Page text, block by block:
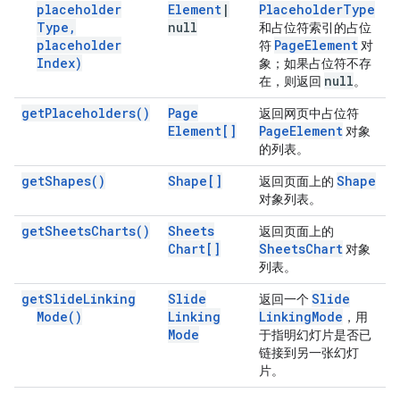
placeholder
Type ,
placeholder
Index)
Element |
null
PlaceholderType
和占位符索引的占位
符 PageElement 对
象；如果占位符不存
在，则返回 null。
getPlaceholders( )
Page
Element[]
返回网页中占位符
PageElement 对象
的列表。
getShapes( ) Shape[] 返回页面上的 Shape
对象列表。
getSheetsCharts( )
Sheets
Chart[]
返回页面上的
SheetsChart 对象
列表。
getSlideLinking
Mode( )
Slide
Linking
Mode
返回一个Slide
LinkingMode ，用
于指明幻灯片是否已
链接到另一张幻灯
片。